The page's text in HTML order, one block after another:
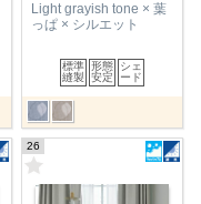
Light grayish tone × 葉
っぱ × シルエット
標準
縫製
形態
安定
シェ
ード
26